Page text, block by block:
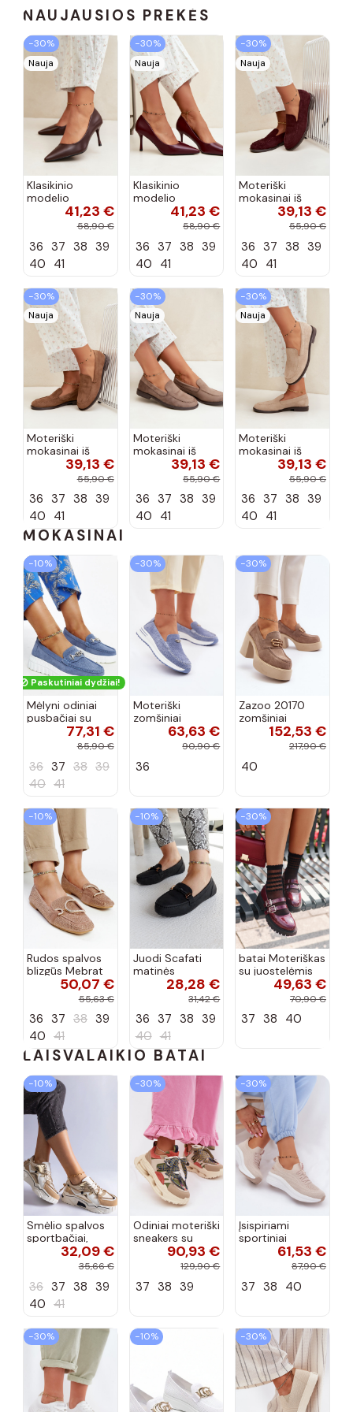
NAUJAUSIOS PREKĖS
−30%
Nauja
Klasikinio
modelio
aukštakulniai
šokolado
spalvos Nesha
41,23 €
58,90 €
36 37 38 39
40 41
−30%
Nauja
Klasikinio
modelio
aukštakulniai
bordo spalvos
Nesha
41,23 €
58,90 €
36 37 38 39
40 41
−30%
Nauja
Moteriški
mokasinai iš
dirbtinės
zomšos, bordo
39,13 €
55,90 €
36 37 38 39
40 41
−30%
Nauja
Moteriški
mokasinai iš
dirbtinės
zomšos, rudos
39,13 €
55,90 €
36 37 38 39
40 41
−30%
Nauja
Moteriški
mokasinai iš
dirbtinės
zomšos, molio
39,13 €
55,90 €
36 37 38 39
40 41
−30%
Nauja
Moteriški
mokasinai iš
dirbtinės
zomšos, smėlio
39,13 €
55,90 €
36 37 38 39
40 41
MOKASINAI
−10%
Paskutiniai dydžiai!
Mėlyni odiniai
pusbačiai su
dekoratyvine
sagtimi Taija
77,31 €
85,90 €
36 37 38 39
40 41
−30%
Moteriški
zomšiniai
mokasinai
Demela mėlynos
63,63 €
90,90 €
36
−30%
Zazoo 20170
zomšiniai
bateliai su
kulniukais smėlio
152,53 €
217,90 €
40
−10%
Rudos spalvos
blizgūs Mebrat
bateliai50,07 €
55,63 €
36 37 38 39
40 41
−10%
Juodi Scafati
matinės
apdailos bateliai
28,28 €
31,42 €
36 37 38 39
40 41
−30%
batai Moteriškas
su juostelėmis
su lako efektu
bordo spalvos
49,63 €
70,90 €
37 38 40
LAISVALAIKIO BATAI
−10%
Smėlio spalvos
sportbačiai,
dekoruoti Valdez
cirkonio virvele
32,09 €
35,66 €
36 37 38 39
40 41
−30%
Odiniai moteriški
sneakers su
platforma D&A
CR61-3133
90,93 €
129,90 €
37 38 39
−30%
Įsispiriami
sportiniai
bateliai Kobbo
102425 smėlio
61,53 €
87,90 €
37 38 40
−30% −10% −30%